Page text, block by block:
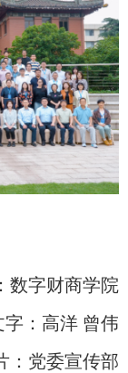
数字财商学院
字：高洋 曾伟
：党委宣传部